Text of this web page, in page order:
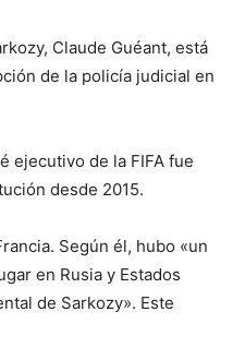
Claude Guéant, está
de la policía judicial en
ejecutivo de la FIFA fue
desde 2015.
Según él, hubo «un
en Rusia y Estados
de Sarkozy». Este